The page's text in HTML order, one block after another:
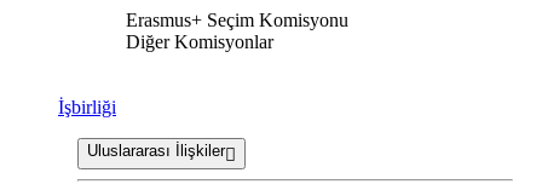
Erasmus+ Seçim Komisyonu
Diğer Komisyonlar
İşbirliği
Uluslararası İlişkiler